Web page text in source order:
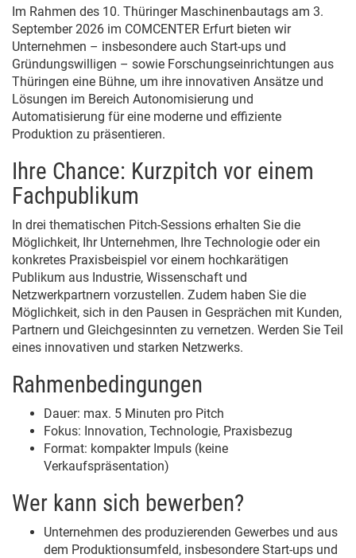
Im Rahmen des 10. Thüringer Maschinenbautags am 3.
September 2026 im COMCENTER Erfurt bieten wir
Unternehmen – insbesondere auch Start-ups und
Gründungswilligen – sowie Forschungseinrichtungen aus
Thüringen eine Bühne, um ihre innovativen Ansätze und
Lösungen im Bereich Autonomisierung und
Automatisierung für eine moderne und effiziente
Produktion zu präsentieren.
Ihre Chance: Kurzpitch vor einem
Fachpublikum
In drei thematischen Pitch-Sessions erhalten Sie die
Möglichkeit, Ihr Unternehmen, Ihre Technologie oder ein
konkretes Praxisbeispiel vor einem hochkarätigen
Publikum aus Industrie, Wissenschaft und
Netzwerkpartnern vorzustellen. Zudem haben Sie die
Möglichkeit, sich in den Pausen in Gesprächen mit Kunden,
Partnern und Gleichgesinnten zu vernetzen. Werden Sie Teil
eines innovativen und starken Netzwerks.
Rahmenbedingungen
Dauer: max. 5 Minuten pro Pitch
Fokus: Innovation, Technologie, Praxisbezug
Format: kompakter Impuls (keine
Verkaufspräsentation)
Wer kann sich bewerben?
Unternehmen des produzierenden Gewerbes und aus
dem Produktionsumfeld, insbesondere Start-ups und